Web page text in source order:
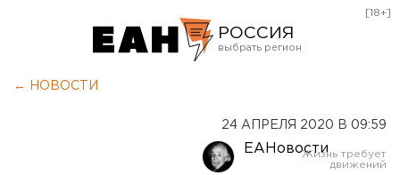
РОССИЯ
Оренбург
[18+]
← НОВОСТИ
24 АПРЕЛЯ 2020 В 09:59
ЕАНовости